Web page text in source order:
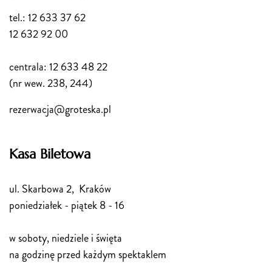
tel.: 12 633 37 62
12 632 92 00
centrala: 12 633 48 22
(nr wew. 238, 244)
rezerwacja@groteska.pl
Kasa Biletowa
ul. Skarbowa 2, Kraków
poniedziałek - piątek 8 - 16
w soboty, niedziele i święta
na godzinę przed każdym spektaklem